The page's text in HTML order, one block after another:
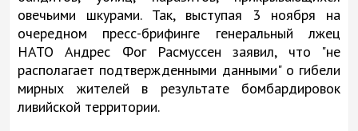
овечьими шкурами. Так, выступая 3 ноября на
очередном пресс-брифинге генеральный лжец
НАТО Андрес Фог Расмуссен заявил, что "не
располагает подтвержденными данными" о гибели
мирных жителей в результате бомбардировок
ливийской территории.